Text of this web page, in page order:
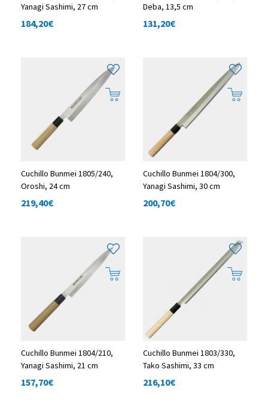
Yanagi Sashimi, 27 cm
184,20€
Deba, 13,5 cm
131,20€
Cuchillo Bunmei 1805/240,
Oroshi, 24 cm
219,40€
Cuchillo Bunmei 1804/300,
Yanagi Sashimi, 30 cm
200,70€
Cuchillo Bunmei 1804/210,
Yanagi Sashimi, 21 cm
157,70€
Cuchillo Bunmei 1803/330,
Tako Sashimi, 33 cm
216,10€